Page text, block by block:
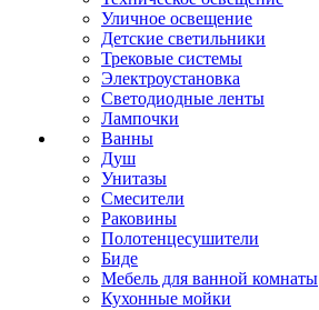
Уличное освещение
Детские светильники
Трековые системы
Электроустановка
Светодиодные ленты
Лампочки
Ванны
Душ
Унитазы
Смесители
Раковины
Полотенцесушители
Биде
Мебель для ванной комнаты
Кухонные мойки